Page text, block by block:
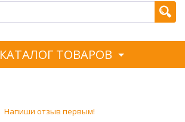
КАТАЛОГ ТОВАРОВ
Напиши отзыв первым!